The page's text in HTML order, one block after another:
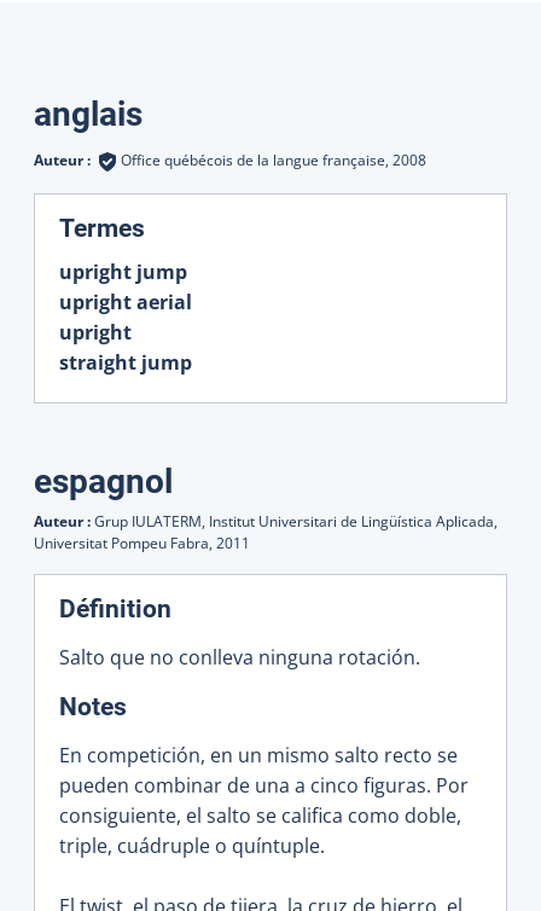
Traductions
anglais
Auteur : Office québécois de la langue française, 2008
Termes
upright jump
upright aerial
upright
straight jump
espagnol
Auteur :Grup IULATERM, Institut Universitari de Lingüística Aplicada,
Universitat Pompeu Fabra, 2011
Définition
Salto que no conlleva ninguna rotación.
Notes
En competición, en un mismo salto recto se
pueden combinar de una a cinco figuras. Por
consiguiente, el salto se califica como doble,
triple, cuádruple o quíntuple.
El twist, el paso de tijera, la cruz de hierro, el